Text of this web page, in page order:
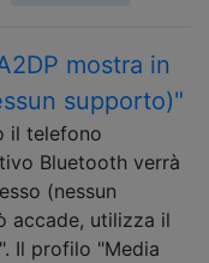
mostra in
supporto)"
il telefono
Bluetooth verrà
(nessun
accade, utilizza il
Il profilo "Media